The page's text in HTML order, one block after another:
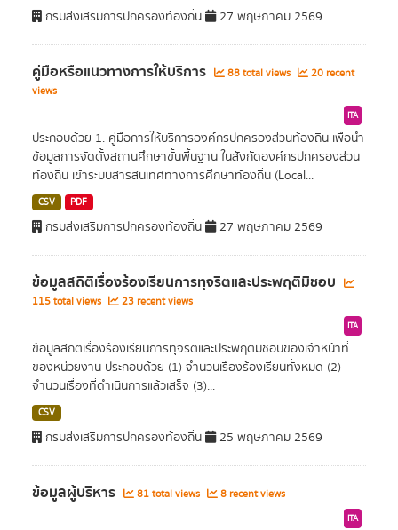
กรมส่งเสริมการปกครองท้องถิ่น 27 พฤษภาคม 2569
คู่มือหรือแนวทางการให้บริการ 88 total views
20 recent
views
ITA
ประกอบด้วย 1. คู่มือการให้บริการองค์กรปกครองส่วนท้องถิ่น เพื่อนำ
ข้อมูลการจัดตั้งสถานศึกษาขั้นพื้นฐาน ในสังกัดองค์กรปกครองส่วน
ท้องถิ่น เข้าระบบสารสนเทศทางการศึกษาท้องถิ่น (Local...
CSV PDF
กรมส่งเสริมการปกครองท้องถิ่น 27 พฤษภาคม 2569
ข้อมูลสถิติเรื่องร้องเรียนการทุจริตและประพฤติมิชอบ
115 total views 23 recent views
ITA
ข้อมูลสถิติเรื่องร้องเรียนการทุจริตและประพฤติมิชอบของเจ้าหน้าที่
ของหน่วยงาน ประกอบด้วย (1) จำนวนเรื่องร้องเรียนทั้งหมด (2)
จำนวนเรื่องที่ดำเนินการแล้วเสร็จ (3)...
CSV
กรมส่งเสริมการปกครองท้องถิ่น 25 พฤษภาคม 2569
ข้อมูลผู้บริหาร 81 total views 8 recent views
ITA